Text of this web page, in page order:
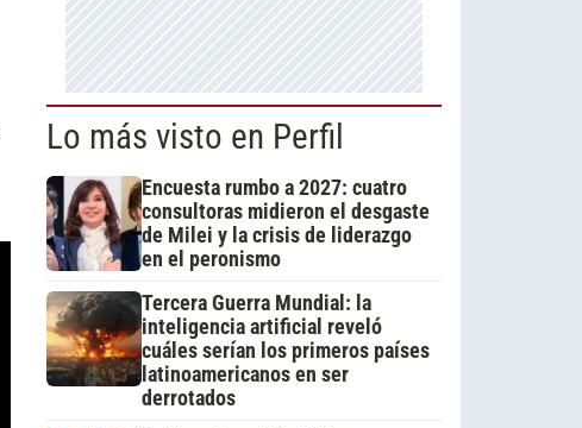
Lo más visto en Perfil
Encuesta rumbo a 2027: cuatro
consultoras midieron el desgaste
de Milei y la crisis de liderazgo
en el peronismo
Tercera Guerra Mundial: la
inteligencia artificial reveló
cuáles serían los primeros países
latinoamericanos en ser
derrotados